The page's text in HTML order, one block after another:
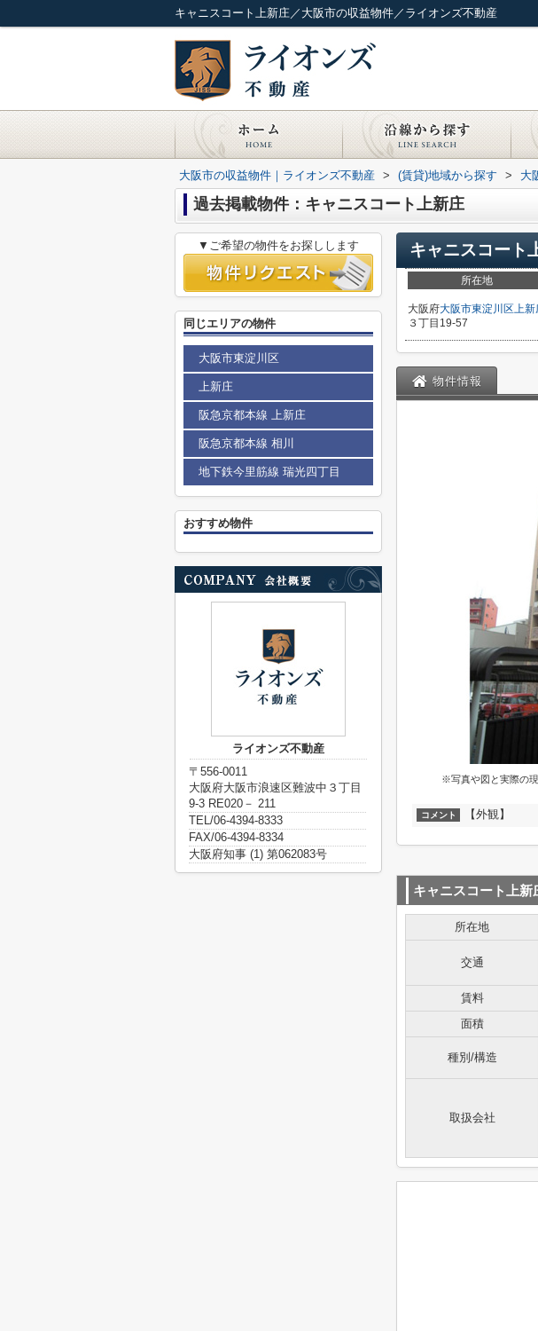
キャニスコート上新庄／大阪市の収益物件／ライオンズ不動産
大阪市の収益物件｜ライオンズ不動産 > (賃貸)地域から探す > 大
過去掲載物件：キャニスコート上新庄
キャニスコート
所在地
大阪府大阪市東淀川区上新
３丁目19-57
物件情報
※写真や図と実際の
コメント 【外観】
キャニスコート上新
所在地
交通
賃料
面積
種別/構造
取扱会社
▼ご希望の物件をお探しします
同じエリアの物件
大阪市東淀川区
上新庄
阪急京都本線 上新庄
阪急京都本線 相川
地下鉄今里筋線 瑞光四丁目
おすすめ物件
ライオンズ不動産
〒556-0011
大阪府大阪市浪速区難波中３丁目
9-3 RE020－ 211
TEL/06-4394-8333
FAX/06-4394-8334
大阪府知事 (1) 第062083号